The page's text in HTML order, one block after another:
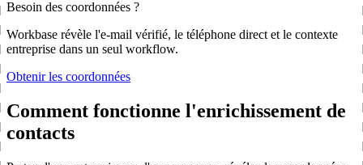
Besoin des coordonnées ?
Workbase révèle l'e-mail vérifié, le téléphone direct et le contexte
entreprise dans un seul workflow.
Obtenir les coordonnées
Comment fonctionne l'enrichissement de
contacts